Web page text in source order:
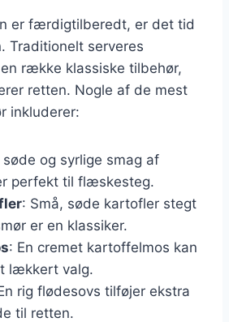
er færdigtilberedt, er det tid
Traditionelt serveres
række klassiske tilbehør,
retten. Nogle af de mest
inkluderer:
søde og syrlige smag af
perfekt til flæskesteg.
: Små, søde kartofler stegt
er en klassiker.
: En cremet kartoffelmos kan
lækkert valg.
rig flødesovs tilføjer ekstra
til retten.